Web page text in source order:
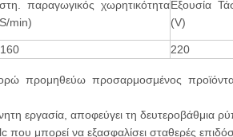
παραγωγικός χωρητικότητα
min)
Εξουσία
(V)
220
προμηθεύω προσαρμοσμένος προϊόντα
εργασία, αποφεύγει τη δευτεροβάθμια
που μπορεί να εξασφαλίσει σταθερές